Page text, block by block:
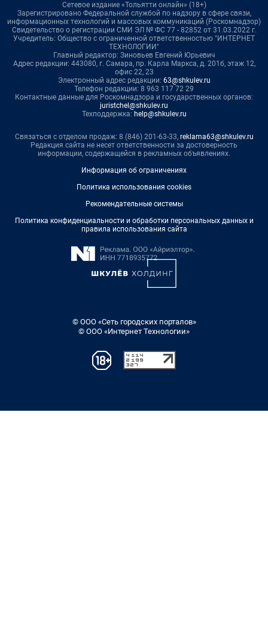
Сетевое издание «Тольятти онлайн» (18+)
Зарегистрировано Федеральной службой по надзору в сфере связи,
информационных технологий и массовых коммуникаций (Роскомнадзор)
Свидетельство о регистрации СМИ ЭЛ № ФС 77 - 82852 от 31.03.2022 г.
Учредитель: Общество с ограниченной ответственностью "ИНТЕРНЕТ
ТЕХНОЛОГИИ"
Главный редактор: Зиновьев Евгений Юрьевич
Адрес редакции: 443080, г. Самара, пр. Карла Маркса, д. 201б, этаж 12,
офис 22, 23
Электронный адрес редакции: 63@shkulev.ru
Телефон редакции: 8 963 117 72 29
Контактные данные для Роскомнадзора и государственных органов:
juristchel@shkulev.ru
Техподдержка: help@shkulev.ru
Связаться с отделом продаж: 8 (846) 201-63-33, reklama63@shkulev.ru
Редакция сайта не несет ответственности за достоверность
информации, содержащейся в рекламных объявлениях.
Информация об ограничениях
Политика использования cookies
Рекомендательные системы
Политика конфиденциальности и обработки персональных данных и
правила использования сайта
© ООО «Сеть городских порталов»
© ООО «Интернет Технологии»